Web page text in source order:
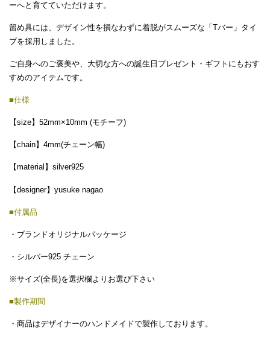
ーへと育てていただけます。
留め具には、デザイン性を損なわずに着脱がスムーズな「 Tバー」タイ
プを採用しました。
ご自身へのご褒美や、大切な方への誕生日プレゼント・ギフトにもおす
すめのアイテムです。
■仕様
【size】52mm×10mm (モチーフ)
【chain】4mm(チェーン幅)
【material】silver925
【designer】yusuke nagao
■付属品
・ブランドオリジナルパッケージ
・シルバー925 チェーン
※サイズ(全長)を選択欄よりお選び下さい
■製作期間
・商品はデザイナーのハンドメイドで製作しております。